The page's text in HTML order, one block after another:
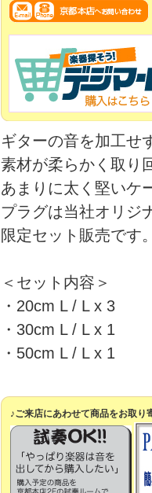
ギターの音を加工せ
素材が柔らかく取り
あまりに太く堅いケ
プラグは当社オリジ
限定セット販売です
＜セット内容＞
・20cm L / L x 3
・30cm L / L x 1
・50cm L / L x 1
♪ご来店にあわせて商品をお取り